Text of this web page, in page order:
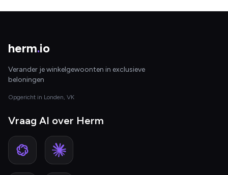
herm.io
Verander je winkelgewoonten in exclusieve
beloningen
Opgericht in Londen, VK
Vraag AI over Herm